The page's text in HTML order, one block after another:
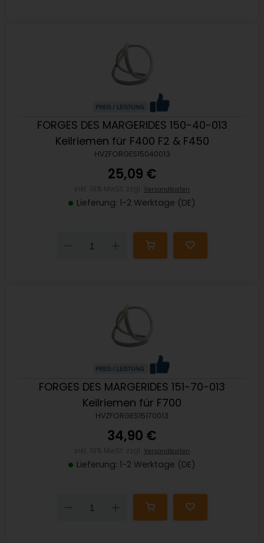
FORGES DES MARGERIDES 150-40-013
Keilriemen für F400 F2 & F450
HVZFORGES15040013
25,09 €
Versandkosten
Lieferung: 1-2 Werktage (DE)
Down
FORGES DES MARGERIDES 151-70-013
Keilriemen für F700
HVZFORGES15170013
34,90 €
Versandkosten
Lieferung: 1-2 Werktage (DE)
Down